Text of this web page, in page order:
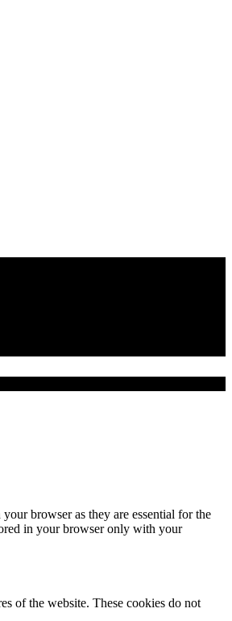
browser as they are essential for the
in your browser only with your
of the website. These cookies do not